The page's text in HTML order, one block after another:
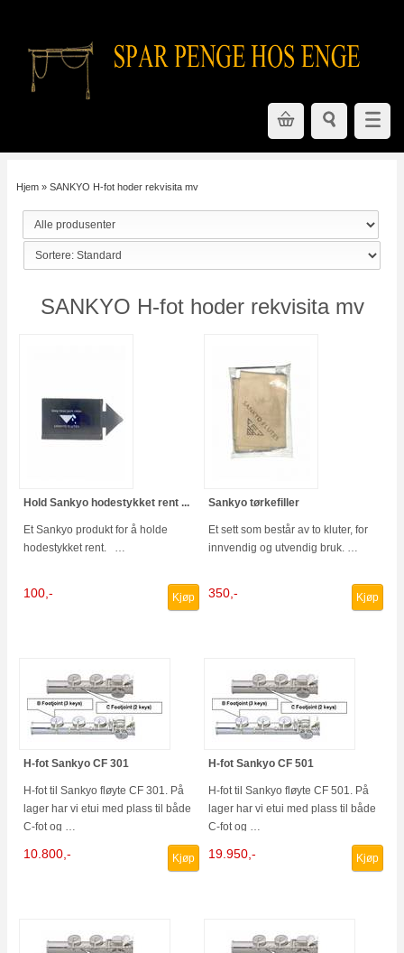
Hjem » SANKYO H-fot hoder rekvisita mv
SANKYO H-fot hoder rekvisita mv
Hold Sankyo hodestykket rent ...
Et Sankyo produkt for å holde
hodestykket rent. …
100,- Kjøp
Sankyo tørkefiller
Et sett som består av to kluter, for
innvendig og utvendig bruk. …
350,- Kjøp
H-fot Sankyo CF 301
H-fot til Sankyo fløyte CF 301. På
lager har vi etui med plass til både
C-fot og …
10.800,- Kjøp
H-fot Sankyo CF 501
H-fot til Sankyo fløyte CF 501. På
lager har vi etui med plass til både
C-fot og …
19.950,- Kjøp